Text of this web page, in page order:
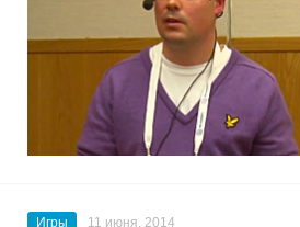
Игры 11 июня, 2014